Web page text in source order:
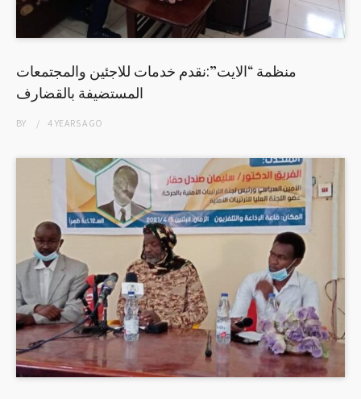
منظمة “الايت”:نقدم خدمات للاجئين والمجتمعات
المستضيفة بالقضارف
BY 4 YEARSAGO